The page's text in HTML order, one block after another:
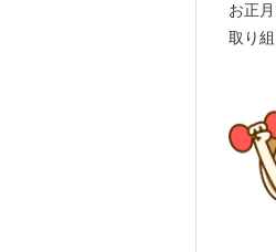
お正
取り